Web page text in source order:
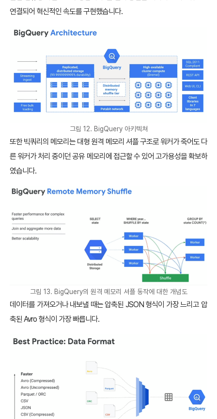
연결되어 혁신적인 속도를 구현했습니다.
그림 12. BigQuery 아키텍쳐
또한 빅쿼리의 메모리는 대형 원격 메모리 셔플 구조로 워커가 죽어도 다
른 워커가 처리 중이던 공유 메모리에 접근할 수 있어 고가용성을 확보하
였습니다.
그림 13. BigQuery의 원격 메모리 셔플 동작에 대한 개념도
데이터를 가져오거나 내보낼 때는 압축된 JSON 형식이 가장 느리고 압
축된 Avro 형식이 가장 빠릅니다.